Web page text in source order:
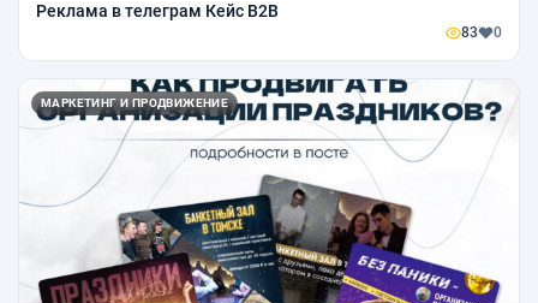
Реклама в телеграм Кейс B2B
83 0
МАРКЕТИНГ И ПРОДВИЖЕНИЕ